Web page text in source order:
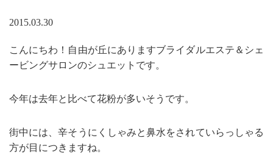
2015.03.30
こんにちわ！自由が丘にありますブライダルエステ＆シェ
ービングサロンのシュエットです。
今年は去年と比べて花粉が多いそうです。
街中には、辛そうにくしゃみと鼻水をされていらっしゃる
方が目につきますね。